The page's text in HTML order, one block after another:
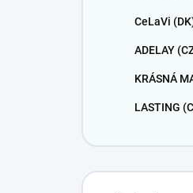
CeLaVi
ADELAY
KRÁSNÁ
LASTING